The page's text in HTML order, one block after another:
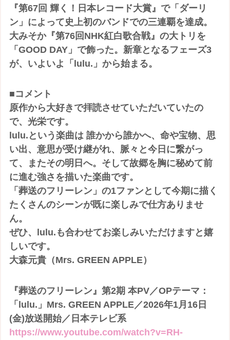
『第67回 輝く！日本レコード大賞』で「ダーリ
ン」によって史上初のバンドでの三連覇を達成。
大みそか『第76回NHK紅白歌合戦』の大トリを
「GOOD DAY」で飾った。新章となるフェーズ3
が、いよいよ「lulu.」から始まる。
■コメント
原作から大好きで拝読させていただいていたの
で、光栄です。
lulu.という楽曲は 誰かから誰かへ、命や宝物、思
い出、意思が受け継がれ、脈々と今日に繋がっ
て、またその明日へ。そして故郷を胸に秘めて前
に進む強さを描いた楽曲です。
「葬送のフリーレン」の1ファンとして今期に描く
たくさんのシーンが既に楽しみで仕方ありませ
ん。
ぜひ、lulu.も合わせてお楽しみいただけますと嬉
しいです。
大森元貴（Mrs. GREEN APPLE）
『葬送のフリーレン』第2期 本PV／OPテーマ：
「lulu.」Mrs. GREEN APPLE／2026年1月16日
(金)放送開始／日本テレビ系
https://www.youtube.com/watch?v=RH-